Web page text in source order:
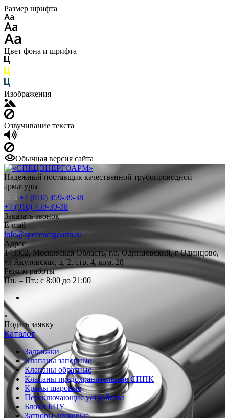
Размер шрифта
Цвет фона и шрифта
Изображения
Озвучивание текста
Обычная версия сайта
Надежный поставщик качественной трубопроводной
арматуры
+7 (910) 459-39-38
+7 (910) 459-39-38
Заказать звонок
E-mail
info@specenergoarm.ru
Адрес
143002, Московская Область, г.о. Одинцовский, г Одинцово,
ул Акуловская, д. 2, стр. 4, ком. 28
Режим работы
Пн. – Пт.: с 8:00 до 21:00
Подать заявку
Каталог
Задвижки
Клапаны запорные
Клапаны обратные
Клапаны предохранительные СППК
Краны шаровые
Переключающие устройства
Блоки БПУ
Затворы дисковые